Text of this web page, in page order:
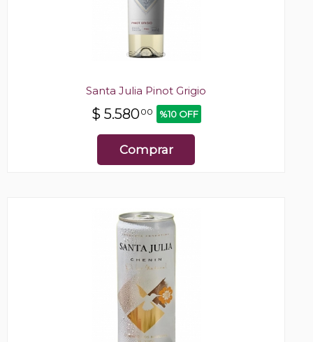
Santa Julia Pinot Grigio
$ 5.58000 %10 OFF
Comprar